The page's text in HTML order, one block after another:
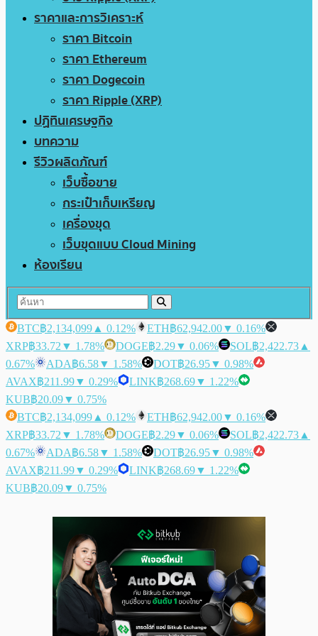
ราคาและการวิเคราะห์
ราคา Bitcoin
ราคา Ethereum
ราคา Dogecoin
ราคา Ripple (XRP)
ปฏิทินเศรษฐกิจ
บทความ
รีวิวผลิตภัณฑ์
เว็บซื้อขาย
กระเป๋าเก็บเหรียญ
เครื่องขุด
เว็บขุดแบบ Cloud Mining
ห้องเรียน
BTC฿2,134,099 ▲ 0.12% ETH฿62,942.00▼ 0.16%
XRP฿33.72 ▼ 1.78% DOGE฿2.29▼ 0.06% SOL฿2,422.73 ▲
0.67%
ADA฿6.58▼ 1.58% DOT฿26.95▼ 0.98%
AVAX฿211.99▼ 0.29% LINK฿268.69▼ 1.22%
KUB฿20.09▼ 0.75%
BTC฿2,134,099 ▲ 0.12% ETH฿62,942.00▼ 0.16%
XRP฿33.72 ▼ 1.78% DOGE฿2.29▼ 0.06% SOL฿2,422.73 ▲
0.67%
ADA฿6.58▼ 1.58% DOT฿26.95▼ 0.98%
AVAX฿211.99▼ 0.29% LINK฿268.69▼ 1.22%
KUB฿20.09▼ 0.75%